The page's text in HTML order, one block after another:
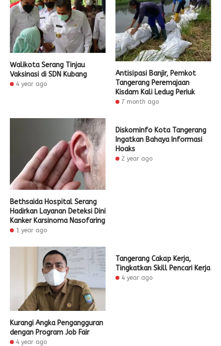
Walikota Serang Tinjau
Vaksinasi di SDN Kubang
4 year ago
Antisipasi Banjir, Pemkot
Tangerang Peremajaan
Kisdam Kali Ledug Periuk
7 month ago
Bethsaida Hospital Serang
Hadirkan Layanan Deteksi Dini
Kanker Karsinoma Nasofaring
1 year ago
Diskominfo Kota Tangerang
Ingatkan Bahaya Informasi
Hoaks
2 year ago
Kurangi Angka Pengangguran
dengan Program Job Fair
4 year ago
Tangerang Cakap Kerja,
Tingkatkan Skill Pencari Kerja
4 year ago